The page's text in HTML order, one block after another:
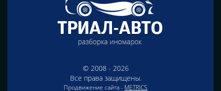
© 2008 - 2026
Все права защищены.
Продвижение сайта - METRICS